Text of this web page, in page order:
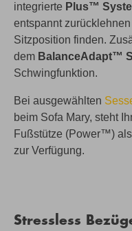
integrierte Plus™
entspannt
Sitzposition finden.
dem BalanceAdapt™
Schwingfunktion.
Bei ausgewählten
beim Sofa Mary, steht
Fußstütze (Power™)
zur Verfügung.
Stressless